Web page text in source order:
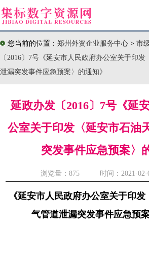
您当前的位置： 郑州外资企业服务中心 > 市
〔2016〕7号《延安市人民政府办公室关于印
泄漏突发事件应急预案〉的通知》
延政办发〔2016〕7号《延
公室关于印发〈延安市石油
突发事件应急预案〉
浏览量： 875 时间：2021-02-
《延安市人民政府办公室关于印
气管道泄漏突发事件应急预